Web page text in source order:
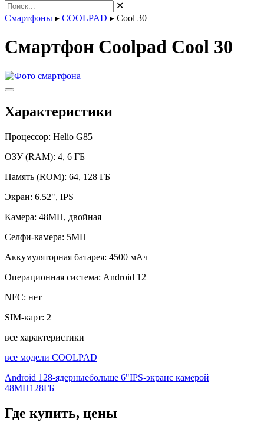
✕
Смартфоны ▸ COOLPAD ▸ Cool 30
Смартфон Coolpad Cool 30
Характеристики
Процессор: Helio G85
ОЗУ (RAM): 4, 6 ГБ
Память (ROM): 64, 128 ГБ
Экран: 6.52", IPS
Камера: 48МП, двойная
Селфи-камера: 5МП
Аккумуляторная батарея: 4500 мАч
Операционная система: Android 12
NFC: нет
SIM-карт: 2
все характеристики
все модели COOLPAD
Android 128-ядерныебольше 6"IPS-экранс камерой
48МП128ГБ
Где купить, цены